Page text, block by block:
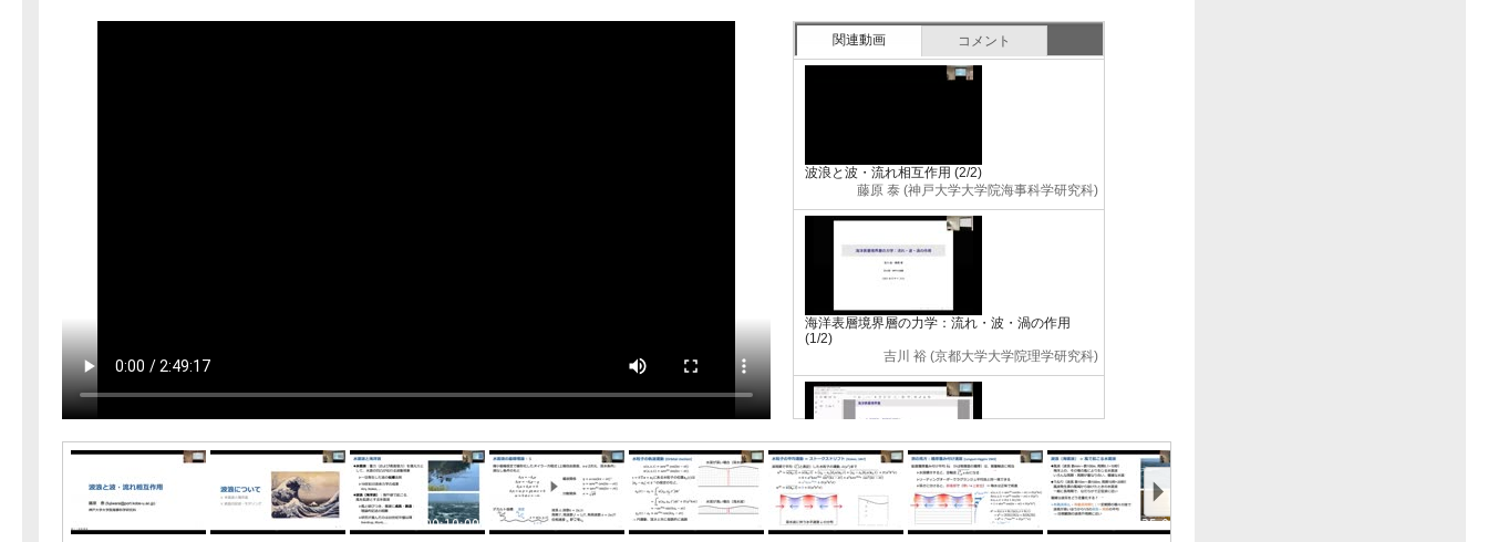
関連動画 コメント
波浪と波・流れ相互作用 (2/2)
藤原 泰 (神戸大学大学院海事科学研究科)
海洋表層境界層の力学：流れ・波・渦の作用
(1/2)
吉川 裕 (京都大学大学院理学研究科)
海洋表層境界層の力学：流れ・波・渦の作用
(2/2)
吉川 裕 (京都大学大学院理学研究科)
00:05:00 00:10:00 00:15:00 00:25:00 00:30:00 00:35:00